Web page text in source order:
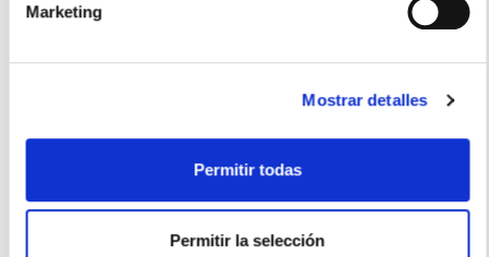
Marketing
Mostrar detalles
Permitir todas
Permitir la selección
GERMINAL ACCION INMEDIATA (10 Ampollas)